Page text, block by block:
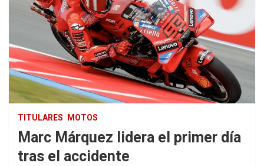
TITULARES MOTOS
Marc Márquez lidera el primer día
tras el accidente